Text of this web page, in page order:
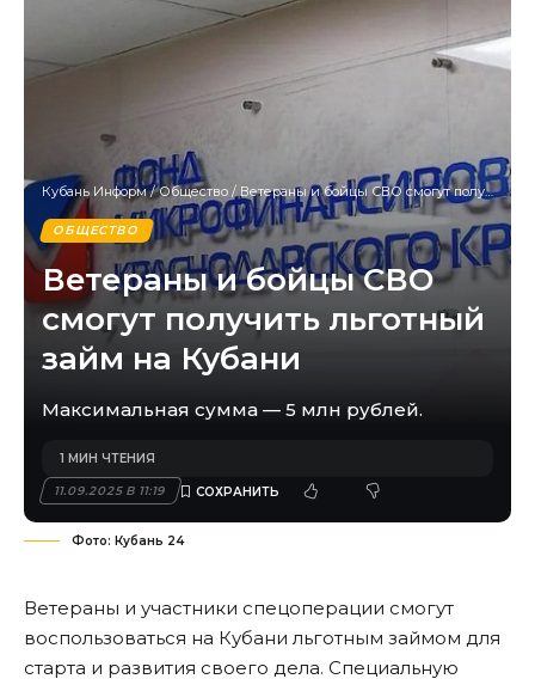
Кубань Информ/Общество / Ветераны и бойцы СВО смогут получить льготный займ на Кубани
ОБЩЕСТВО
Ветераны и бойцы СВО
смогут получить льготный
займ на Кубани
Максимальная сумма — 5 млн рублей.
11.09.2025 В 11:19
1 МИН ЧТЕНИЯ
Фото: Кубань 24
Ветераны и участники спецоперации смогут
воспользоваться на Кубани льготным займом для
старта и развития своего дела. Специальную